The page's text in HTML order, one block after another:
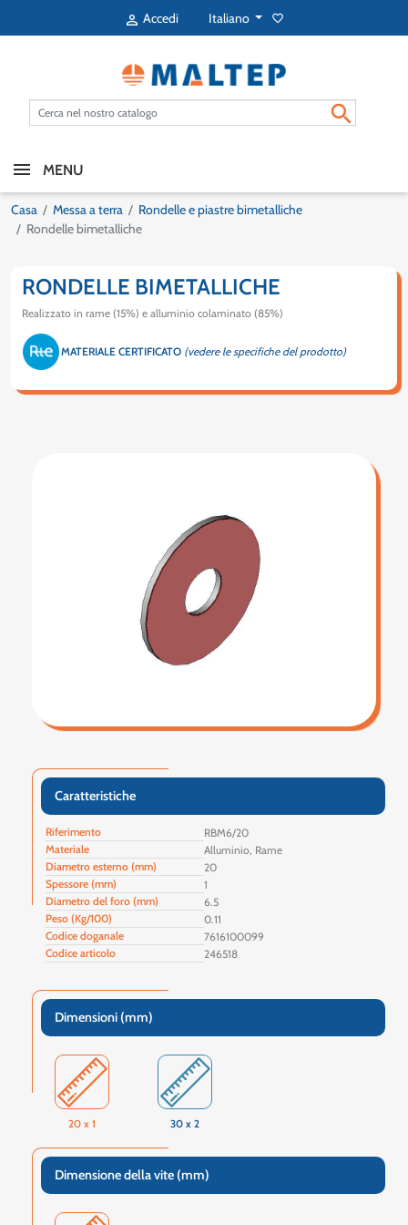
 Accedi Italiano favorite_border

MENU
Casa Messa a terra
Rondelle e piastre bimetalliche
Rondelle bimetalliche
RONDELLE BIMETALLICHE
Realizzato in rame (15%) e alluminio colaminato (85%)
MATERIALE CERTIFICATO (vedere le specifiche del prodotto)
Caratteristiche
Riferimento
RBM6/20
Materiale
Alluminio, Rame
Diametro esterno (mm)
20
Spessore (mm)
1
Diametro del foro (mm)
6.5
Peso (Kg/100)
0.11
Codice doganale
7616100099
Codice articolo
246518
Dimensioni (mm)
20 x 1 30 x 2
Dimensione della vite (mm)